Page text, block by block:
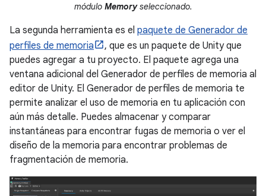
módulo Memoryseleccionado.
La segunda herramienta es el paquete de Generador de
perfiles de memoria
, que es un paquete de Unity que
puedes agregar a tu proyecto. El paquete agrega una
ventana adicional del Generador de perfiles de memoria al
editor de Unity. El Generador de perfiles de memoria te
permite analizar el uso de memoria en tu aplicación con
aún más detalle. Puedes almacenar y comparar
instantáneas para encontrar fugas de memoria o ver el
diseño de la memoria para encontrar problemas de
fragmentación de memoria.